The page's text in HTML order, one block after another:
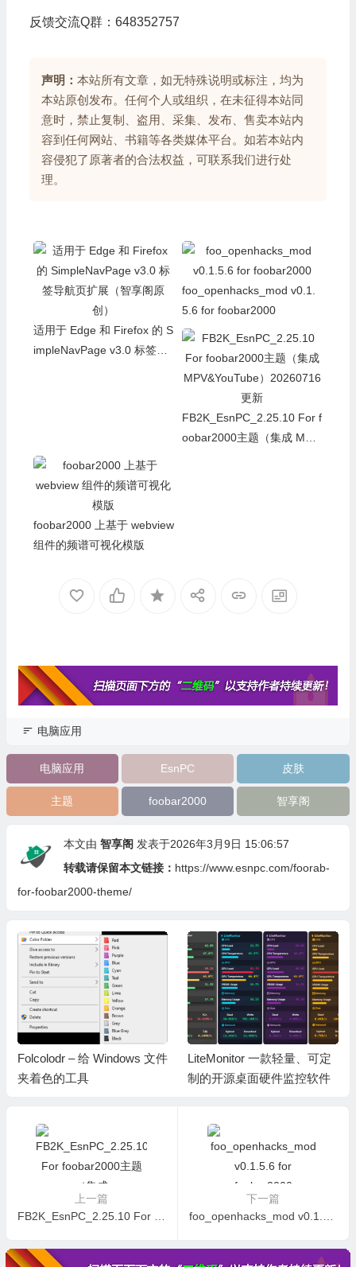
反馈交流Q群：648352757
声明： 本站所有文章，如无特殊说明或标注，均为
本站原创发布。任何个人或组织，在未征得本站同
意时，禁止复制、盗用、采集、发布、售卖本站内
容到任何网站、书籍等各类媒体平台。如若本站内
容侵犯了原著者的合法权益，可联系我们进行处
理。
适用于 Edge 和 Firefox 的 S
impleNavPage v3.0 标签导
foo_openhacks_mod v0.1.
5.6 for foobar2000
FB2K_EsnPC_2.25.10 For f
oobar2000主题（集成 MPV
foobar2000 上基于 webview
组件的频谱可视化模版
电脑应用
电脑应用 EsnPC 皮肤
主题 foobar2000 智享阁
本文由 智享阁 发表于2026年3月9日 15:06:57
转载请保留本文链接： https://www.esnpc.com/foorab-
for-foobar2000-theme/
Folcolodr – 给 Windows 文件
夹着色的工具
LiteMonitor 一款轻量、可定
制的开源桌面硬件监控软件
上一篇
下一篇